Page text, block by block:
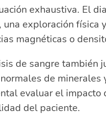
exhaustiva. El
una exploración física
magnéticas o
de sangre también
de minerales
evaluar el impacto
del paciente.